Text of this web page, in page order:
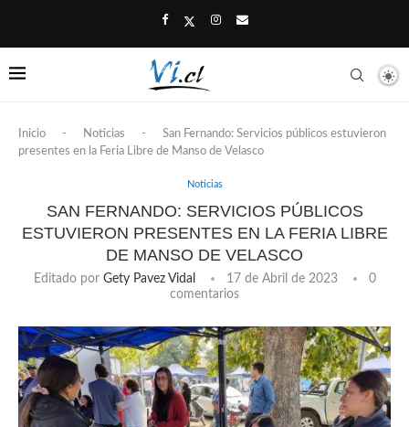
Inicio - Noticias -
San Fernando: Servicios públicos estuvieron
presentes en la Feria Libre de Manso de Velasco
Noticias
SAN FERNANDO: SERVICIOS PÚBLICOS
ESTUVIERON PRESENTES EN LA FERIA LIBRE
DE MANSO DE VELASCO
Editado por Gety Pavez Vidal 17 de Abril de 2023
0
comentarios